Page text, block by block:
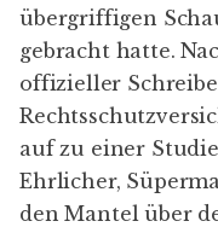
übergriffigen
gebracht hatte.
offizieller
auf zu einer
Ehrlicher,
den Mantel über